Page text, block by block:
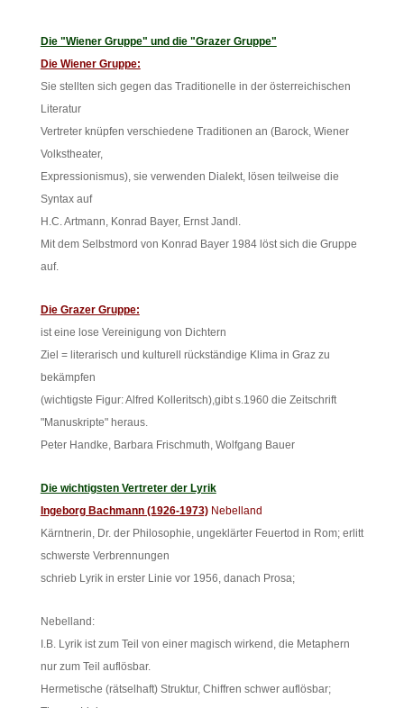
Die "Wiener Gruppe" und die "Grazer Gruppe"
Die Wiener Gruppe:
Sie stellten sich gegen das Traditionelle in der österreichischen
Literatur
Vertreter knüpfen verschiedene Traditionen an (Barock, Wiener
Volkstheater,
Expressionismus), sie verwenden Dialekt, lösen teilweise die
Syntax auf
H.C. Artmann, Konrad Bayer, Ernst Jandl.
Mit dem Selbstmord von Konrad Bayer 1984 löst sich die Gruppe
auf.
Die Grazer Gruppe:
ist eine lose Vereinigung von Dichtern
Ziel = literarisch und kulturell rückständige Klima in Graz zu
bekämpfen
(wichtigste Figur: Alfred Kolleritsch),gibt s.1960 die Zeitschrift
"Manuskripte" heraus.
Peter Handke, Barbara Frischmuth, Wolfgang Bauer
Die wichtigsten Vertreter der Lyrik
Ingeborg Bachmann (1926-1973)Nebelland
Kärntnerin, Dr. der Philosophie, ungeklärter Feuertod in Rom; erlitt
schwerste Verbrennungen
schrieb Lyrik in erster Linie vor 1956, danach Prosa;
Nebelland:
I.B. Lyrik ist zum Teil von einer magisch wirkend, die Metaphern
nur zum Teil auflösbar.
Hermetische (rätselhaft) Struktur, Chiffren schwer auflösbar;